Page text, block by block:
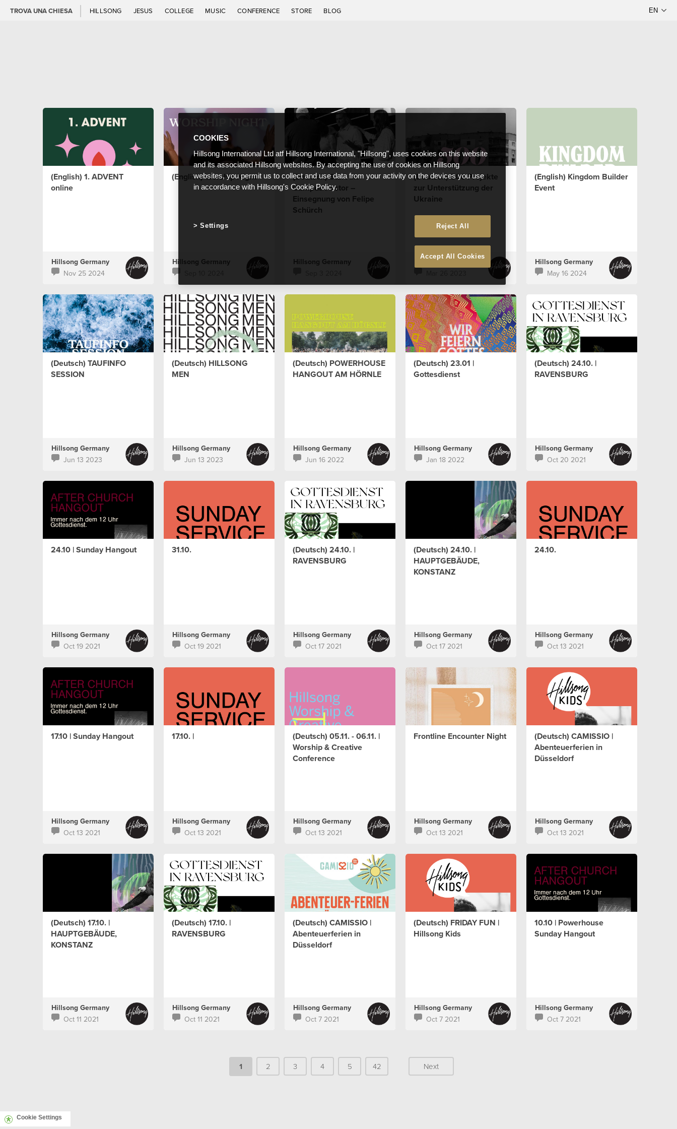
TROVA UNA CHIESA HILLSONG JESUS COLLEGE MUSIC CONFERENCE STORE BLOG
(English) 1. ADVENT
online
Hillsong Germany
Nov 25 2024
(English) Worship Night
Hillsong Germany
(Deutsch) Start als
Campus Pastor –
Einsegnung von Felipe
Schürch
Hillsong Germany
(Deutsch) 500 Projekte
zur Unterstützung der
Ukraine
Hillsong Germany
(English) Kingdom Builder
Event
Hillsong Germany
May 16 2024
(Deutsch) TAUFINFO
SESSION
Hillsong Germany
Jun 13 2023
(Deutsch) HILLSONG
MEN
Hillsong Germany
Jun 13 2023
(Deutsch) POWERHOUSE
HANGOUT AM HÖRNLE
Hillsong Germany
Jun 16 2022
(Deutsch) 23.01 |
Gottesdienst
Hillsong Germany
Jan 18 2022
(Deutsch) 24.10. |
RAVENSBURG
Hillsong Germany
Oct 20 2021
24.10 | Sunday Hangout
Hillsong Germany
Oct 19 2021
31.10.
Hillsong Germany
Oct 19 2021
(Deutsch) 24.10. |
RAVENSBURG
Hillsong Germany
Oct 17 2021
(Deutsch) 24.10. |
HAUPTGEBÄUDE,
KONSTANZ
Hillsong Germany
Oct 17 2021
24.10.
Hillsong Germany
Oct 13 2021
17.10 | Sunday Hangout
Hillsong Germany
Oct 13 2021
17.10. |
Hillsong Germany
Oct 13 2021
(Deutsch) 05.11. - 06.11. |
Worship & Creative
Conference
Hillsong Germany
Oct 13 2021
Frontline Encounter Night
Hillsong Germany
Oct 13 2021
(Deutsch) CAMISSIO |
Abenteuerferien in
Düsseldorf
Hillsong Germany
Oct 13 2021
(Deutsch) 17.10. |
HAUPTGEBÄUDE,
KONSTANZ
Hillsong Germany
Oct 11 2021
(Deutsch) 17.10. |
RAVENSBURG
Hillsong Germany
Oct 11 2021
(Deutsch) CAMISSIO |
Abenteuerferien in
Düsseldorf
Hillsong Germany
Oct 7 2021
(Deutsch) FRIDAY FUN |
Hillsong Kids
Hillsong Germany
Oct 7 2021
10.10 | Powerhouse
Sunday Hangout
Hillsong Germany
Oct 7 2021
1 2 3 4 5 42 Next
Cookie Settings
COOKIES
Hillsong International Ltd atf Hillsong International, "Hillsong", uses cookies on this website
and its associated Hillsong websites. By accepting the use of cookies on Hillsong
websites, you permit us to collect and use data from your activity on the devices you use
in accordance with Hillsong's Cookie Policy.
Reject All
Accept All Cookies
Settings